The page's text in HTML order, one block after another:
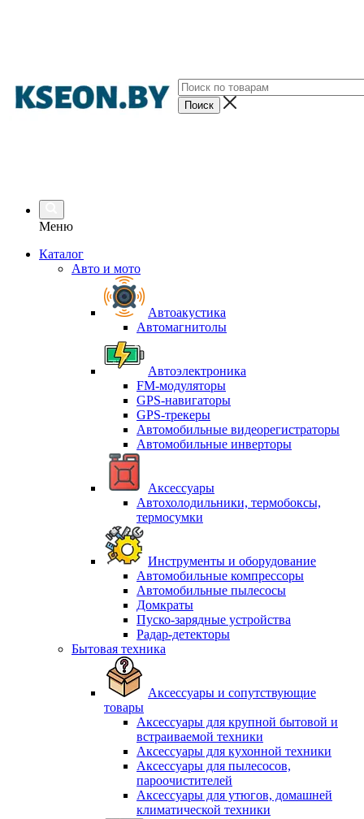
Меню
Каталог
Авто и мото
Автоакустика
Автомагнитолы
Автоэлектроника
FM-модуляторы
GPS-навигаторы
GPS-трекеры
Автомобильные видеорегистраторы
Автомобильные инверторы
Аксессуары
Автохолодильники, термобоксы,
термосумки
Инструменты и оборудование
Автомобильные компрессоры
Автомобильные пылесосы
Домкраты
Пуско-зарядные устройства
Радар-детекторы
Бытовая техника
Аксессуары и сопутствующие
товары
Аксессуары для крупной бытовой и
встраиваемой техники
Аксессуары для кухонной техники
Аксессуары для пылесосов,
пароочистителей
Аксессуары для утюгов, домашней
климатической техники